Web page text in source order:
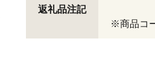
返礼品注記
※商品コ